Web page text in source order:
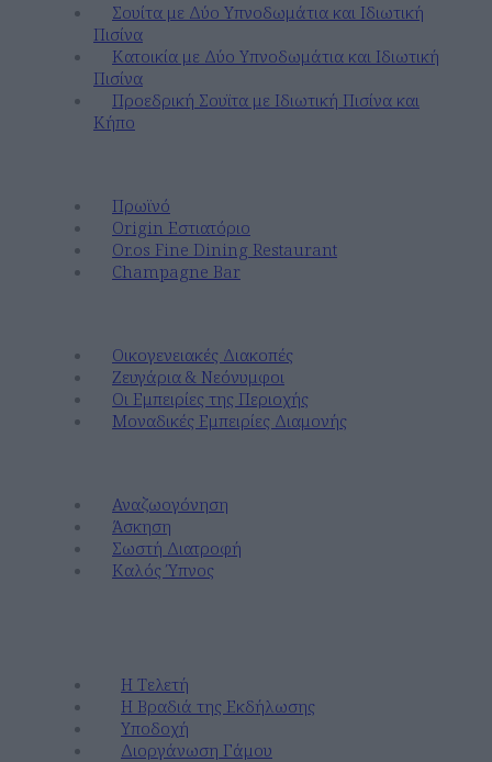
Σουίτα με Δύο Υπνοδωμάτια και Ιδιωτική
Πισίνα
Κατοικία με Δύο Υπνοδωμάτια και Ιδιωτική
Πισίνα
Προεδρική Σουϊτα με Ιδιωτική Πισίνα και
Κήπο
Πρωϊνό
Origin Εστιατόριο
Or.os Fine Dining Restaurant
Champagne Bar
Οικογενειακές Διακοπές
Ζευγάρια & Νεόνυμφοι
Οι Εμπειρίες της Περιοχής
Μοναδικές Εμπειρίες Διαμονής
Αναζωογόνηση
Άσκηση
Σωστή Διατροφή
Καλός Ύπνος
Η Τελετή
Η Βραδιά της Εκδήλωσης
Υποδοχή
Διοργάνωση Γάμου